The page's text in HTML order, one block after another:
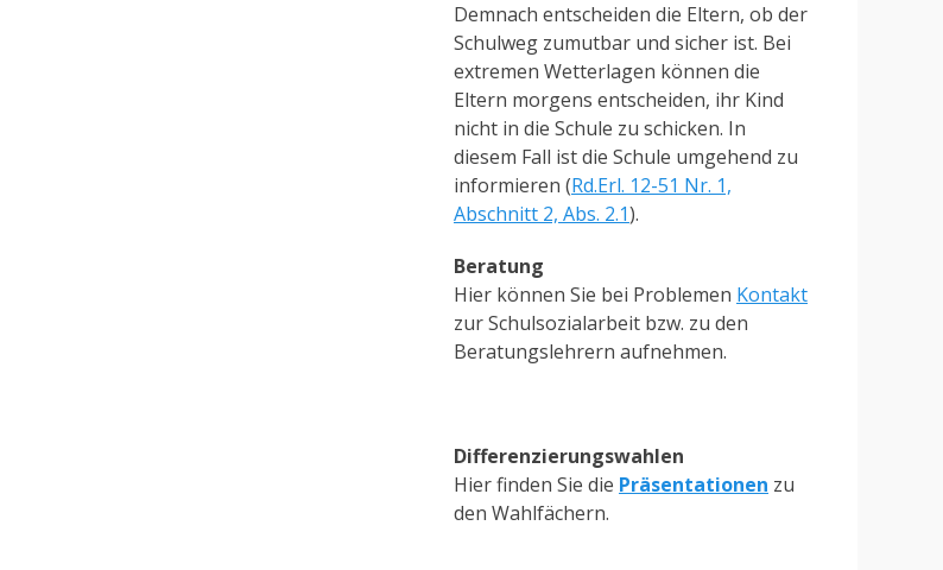
Demnach entscheiden die Eltern, ob der
Schulweg zumutbar und sicher ist. Bei
extremen Wetterlagen können die
Eltern morgens entscheiden, ihr Kind
nicht in die Schule zu schicken. In
diesem Fall ist die Schule umgehend zu
informieren (Rd.Erl. 12-51 Nr. 1,
Abschnitt 2, Abs. 2.1).
Beratung
Hier können Sie bei Problemen Kontakt
zur Schulsozialarbeit bzw. zu den
Beratungslehrern aufnehmen.
Differenzierungswahlen
Hier finden Sie die Präsentationen zu
den Wahlfächern.